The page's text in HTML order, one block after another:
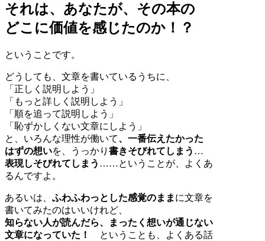
それは、あなたが、その本の
どこに価値を感じたのか！？
ということです。
どうしても、文章を書いているうちに、
「正しく説明しよう」
「もっと詳しく説明しよう」
「順を追って説明しよう」
「恥ずかしくない文章にしよう」
と、いろんな理性が働いて、一番伝えたかった
はずの想いを、うっかり 書きそびれてしまう …
表現しそびれてしまう ……ということが、よくあ
るんですよ。
あるいは、 ふわふわっとした感覚のまま に文章を
書いてみたのはいいけれど、
知らない人が読んだら、まったく想いが通じない
文章になっていた！
ということも、よくある話